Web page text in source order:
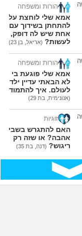
חדשות במדור
הורות ומשפחה
אמא שלי לוחצת עליי
להתחתן בשידוך עם כל
אחת שיש לה דופק, מה
לעשות? (אריאל, בן 23)
הורות ומשפחה
אמא שלי פוגעת בי כי
לא הבאתי עדיין ילדים
לעולם. איך להתמודד?
(אנונימית, בת 29)
זוגיות
האם להתגרש בשביל
אהבה? או שזה רק
ריגוש? (דנה, בת 35)